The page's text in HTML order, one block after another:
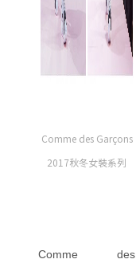
Comme des Garçons
2017秋冬女裝系列
Comme des